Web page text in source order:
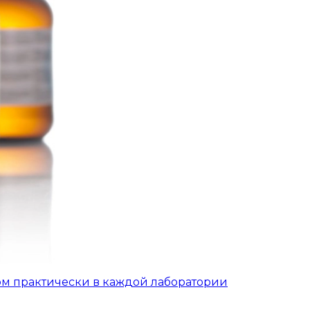
практически в каждой лаборатории